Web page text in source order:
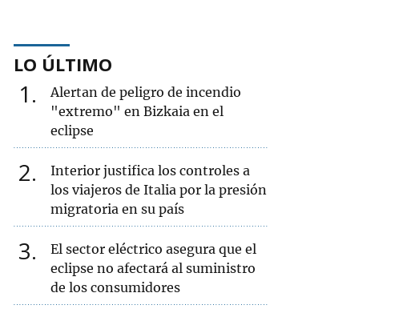
LO ÚLTIMO
1
Alertan de peligro de incendio
"extremo" en Bizkaia en el
eclipse
2
Interior justifica los controles a
los viajeros de Italia por la presión
migratoria en su país
3
El sector eléctrico asegura que el
eclipse no afectará al suministro
de los consumidores